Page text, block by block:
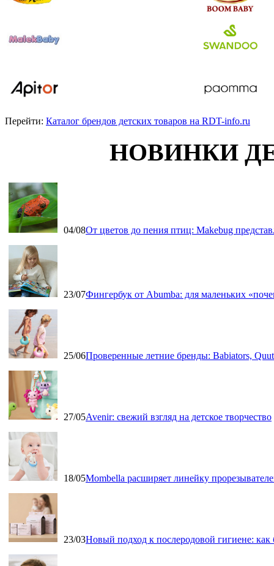
Перейти: Каталог брендов детских товаров на RDT-info.ru
НОВИНКИ
04/08От цветов до пения птиц: Makebug
23/07Фингербук от Abumba: для маленьких
25/06Проверенные летние бренды: Babiators,
27/05Avenir: свежий взгляд на детское творчество
18/05Mombella расширяет линейку
23/03Новый подход к послеродовой гигиене: